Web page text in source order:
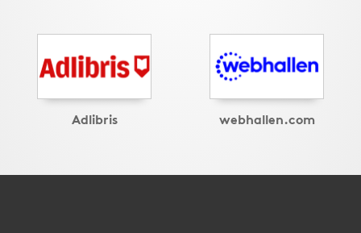
Adlibris webhallen.com